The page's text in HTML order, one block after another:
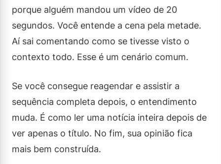
porque alguém mandou um vídeo de 20
segundos. Você entende a cena pela metade.
Aí sai comentando como se tivesse visto o
contexto todo. Esse é um cenário comum.
Se você consegue reagendar e assistir a
sequência completa depois, o entendimento
muda. É como ler uma notícia inteira depois de
ver apenas o título. No fim, sua opinião fica
mais bem construída.